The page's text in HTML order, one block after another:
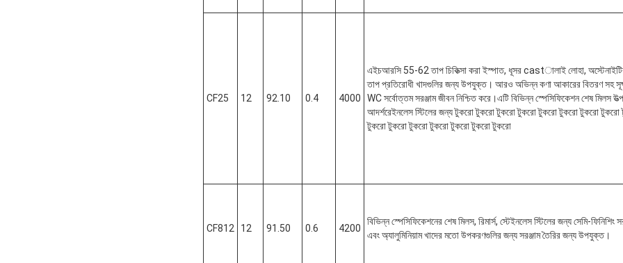
CF25 12 92.10 0.4 4000
এইচআরসি 55-62 তাপ চিকিত্সা করা ইস্পাত, ধূসর castালাই লোহা,
তাপ প্রতিরোধী খাদগুলির জন্য উপযুক্ত। আরও অভিন্ন কণা আকারের বিতরণ সহ
WC সর্বোত্তম সরঞ্জাম জীবন নিশ্চিত করে।এটি বিভিন্ন স্পেসিফিকেশন শেষ মিলস
আদর্শরেইনলেস স্টিলের জন্য টুকরো টুকরো টুকরো টুকরো টুকরো টুকরো টুকরো টুকরো
টুকরো টুকরো টুকরো টুকরো টুকরো টুকরো টুকরো
CF812 12 91.50 0.6 4200
বিভিন্ন স্পেসিফিকেশনের শেষ মিলস, রিমার্স, স্টেইনলেস স্টিলের জন্য সেমি-ফিনিশিং
এবং অ্যালুমিনিয়াম খাদের মতো উপকরণগুলির জন্য সরঞ্জাম তৈরির জন্য উপযুক্ত।